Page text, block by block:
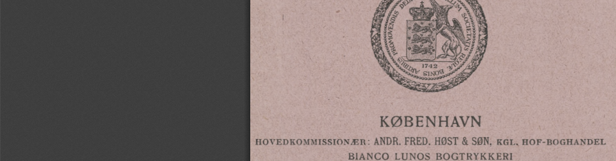
KØBENHAVN
hovedkommissionær: ANDR. FRED. HØST & SØN, kgl. hof-boghandel
BIANCO LUNOS BOGTRYKKERI